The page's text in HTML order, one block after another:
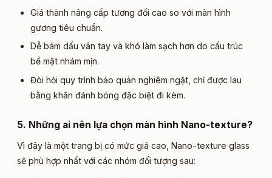
Giá thành nâng cấp tương đối cao so với màn hình
gương tiêu chuẩn.
Dễ bám dấu vân tay và khó làm sạch hơn do cấu trúc
bề mặt nhám mịn.
Đòi hỏi quy trình bảo quản nghiêm ngặt, chỉ được lau
bằng khăn đánh bóng đặc biệt đi kèm.
5. Những ai nên lựa chọn màn hình Nano-texture?​
Vì đây là một trang bị có mức giá cao, Nano-texture glass
sẽ phù hợp nhất với các nhóm đối tượng sau: